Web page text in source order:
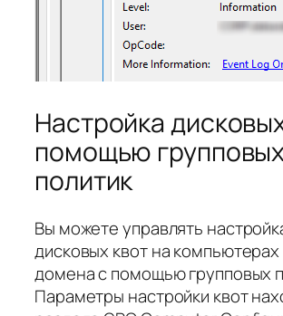
Настройка
помощью
политик
Вы можете управлять
дисковых квот на
домена с помощью групповых
Параметры настройки квот